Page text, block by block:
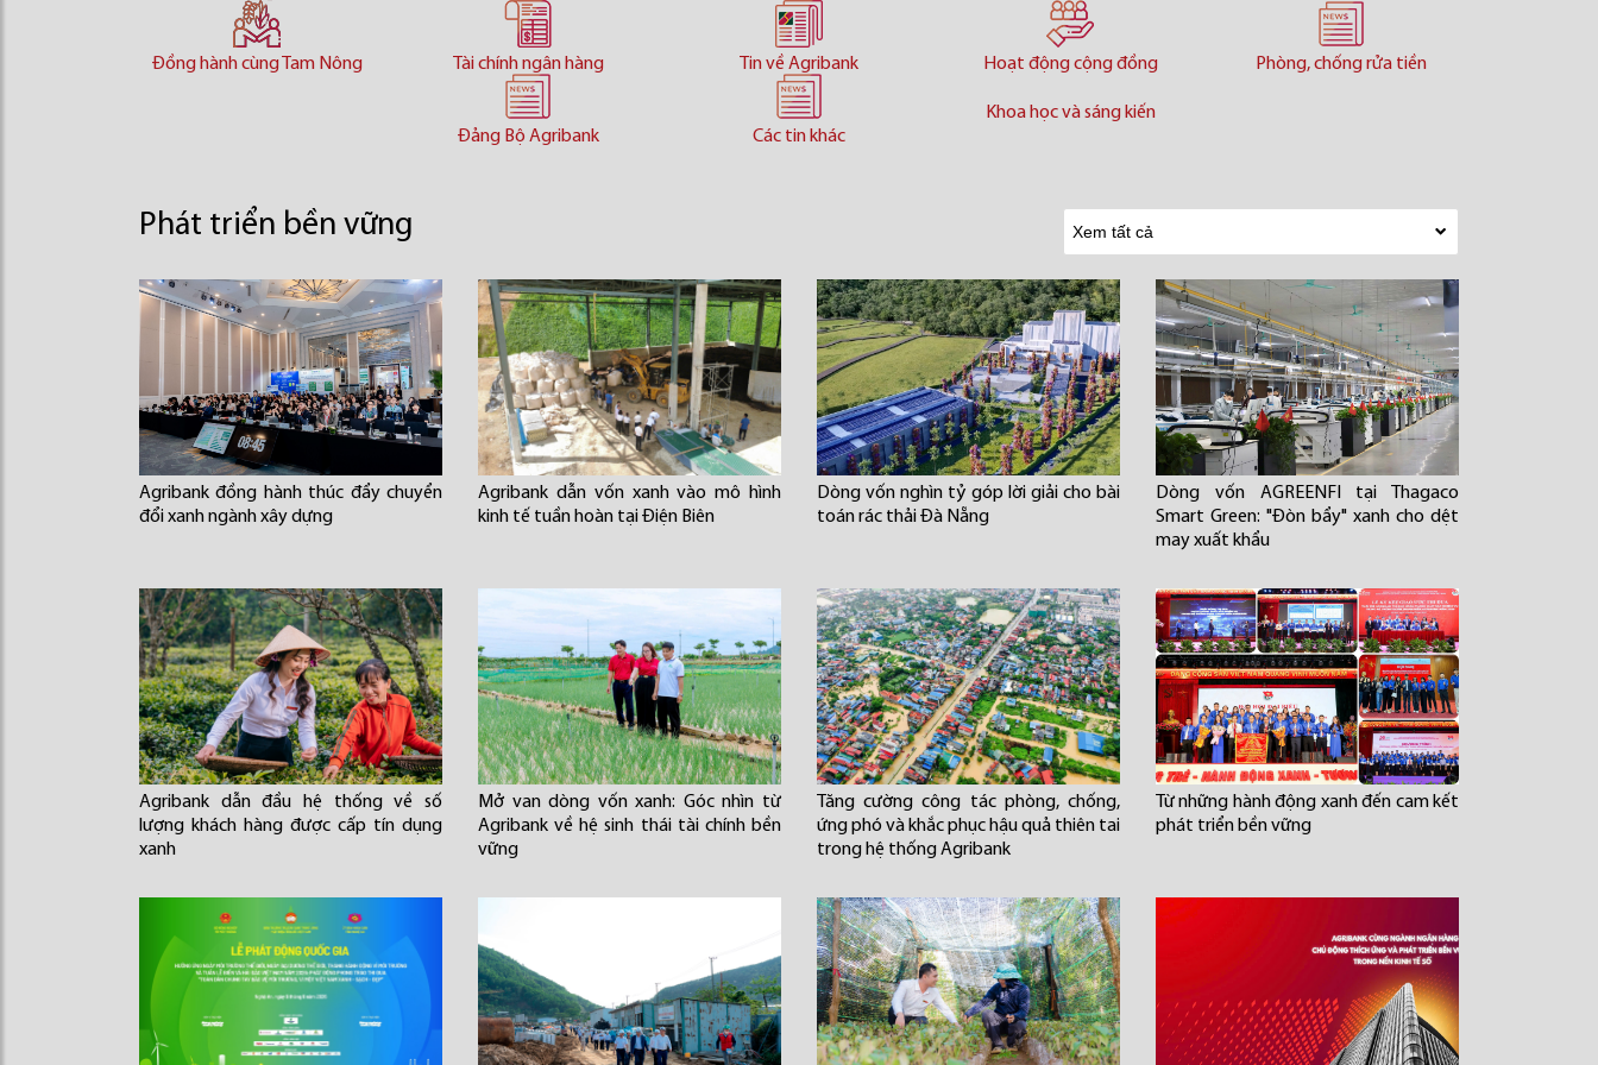
Đồng hành cùng Tam Nông Tài chính ngân hàng Tin về Agribank Hoạt động cộng đồng Phòng, chống rửa tiền
Đảng Bộ Agribank Các tin khác
Khoa học và sáng kiến
Phát triển bền vững
Agribank đồng hành thúc đẩy chuyển
đổi xanh ngành xây dựng
Agribank dẫn vốn xanh vào mô hình
kinh tế tuần hoàn tại Điện Biên
Dòng vốn nghìn tỷ góp lời giải cho bài
toán rác thải Đà Nẵng
Dòng vốn AGREENFI tại Thagaco
Smart Green: "Đòn bẩy" xanh cho dệt
may xuất khẩu
Agribank dẫn đầu hệ thống về số
lượng khách hàng được cấp tín dụng
xanh
Mở van dòng vốn xanh: Góc nhìn từ
Agribank về hệ sinh thái tài chính bền
vững
Tăng cường công tác phòng, chống,
ứng phó và khắc phục hậu quả thiên tai
trong hệ thống Agribank
Từ những hành động xanh đến cam kết
phát triển bền vững